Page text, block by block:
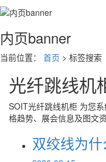
内页banner
当前位置： 首页 > 标签搜索
光纤跳线机
SOIT光纤跳线机柜 为您
格趋势、展会信息及图文
双绞线为